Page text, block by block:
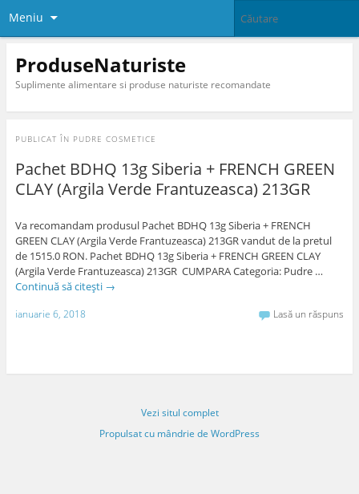
Meniu
ProduseNaturiste
Suplimente alimentare si produse naturiste recomandate
PUBLICAT ÎN PUDRE COSMETICE
Pachet BDHQ 13g Siberia + FRENCH GREEN
CLAY (Argila Verde Frantuzeasca) 213GR
Va recomandam produsul Pachet BDHQ 13g Siberia + FRENCH
GREEN CLAY (Argila Verde Frantuzeasca) 213GR vandut de la pretul
de 1515.0 RON. Pachet BDHQ 13g Siberia + FRENCH GREEN CLAY
(Argila Verde Frantuzeasca) 213GR CUMPARA Categoria: Pudre …
Continuă să citești →
ianuarie 6, 2018 Lasă un răspuns
Vezi situl complet
Propulsat cu mândrie de WordPress